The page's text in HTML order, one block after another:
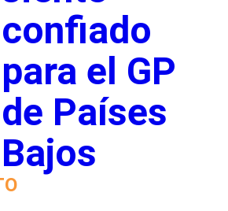
confiado
para el GP
de Países
Bajos